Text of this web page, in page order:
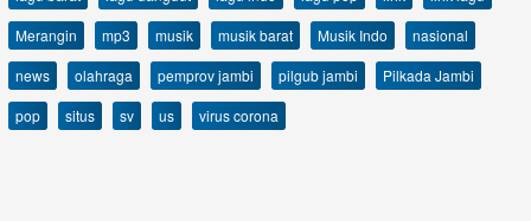
Merangin
mp3 musik musik barat Musik Indo
nasional
news
olahraga pemprov jambi pilgub jambi
Pilkada Jambi
pop
situs sv us virus corona